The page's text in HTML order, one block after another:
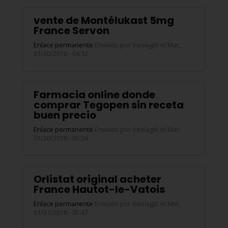
vente de Montélukast 5mg
France Servon
Enlace permanente Enviado por Veolagib el Mar,
01/30/2018 - 04:12
Farmacia online donde
comprar Tegopen sin receta
buen precio
Enlace permanente Enviado por Veolagib el Mar,
01/30/2018 - 05:39
Orlistat original acheter
France Hautot-le-Vatois
Enlace permanente Enviado por Veolagib el Mié,
01/31/2018 - 05:47